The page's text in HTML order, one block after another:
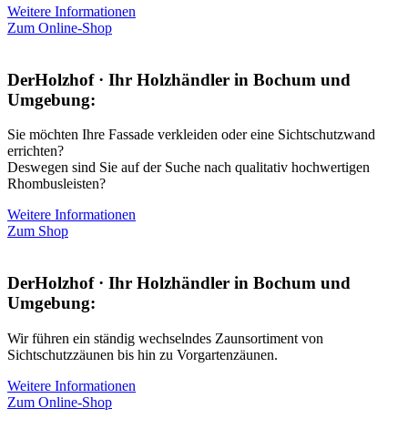
Weitere Informationen
Zum Online-Shop
DerHolzhof · Ihr Holzhändler in Bochum und
Umgebung:
Sie möchten Ihre Fassade verkleiden oder eine Sichtschutzwand
errichten?
Deswegen sind Sie auf der Suche nach qualitativ hochwertigen
Rhombusleisten?
Weitere Informationen
Zum Shop
DerHolzhof · Ihr Holzhändler in Bochum und
Umgebung:
Wir führen ein ständig wechselndes Zaunsortiment von
Sichtschutzzäunen bis hin zu Vorgartenzäunen.
Weitere Informationen
Zum Online-Shop